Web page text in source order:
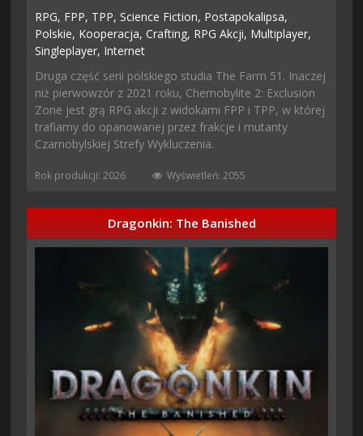
RPG, FPP, TPP,Science Fiction, Postapokalipsa,
Polskie, Kooperacja,Crafting, RPG Akcji, Multiplayer,
Singleplayer, Internet
Druga część serii polskiego studia The Farm 51. Inaczej
niż pierwowzór z 2021 roku, Chernobylite 2: Exclusion
Zone jest grą RPG akcji z widokami FPP i TPP, w której
trafiamy do opanowanej przez frakcje i mutanty
Czarnobylskiej Strefy Wykluczenia.
Rok produkcji: 2026 Wyświetleń: 2055
Dragonkin: The Banished